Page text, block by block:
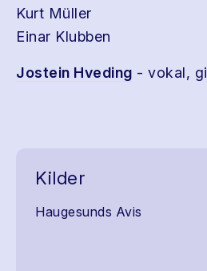
Kurt Müller
Einar Klubben
Jostein Hveding - vokal,
Kilder
Haugesunds Avis